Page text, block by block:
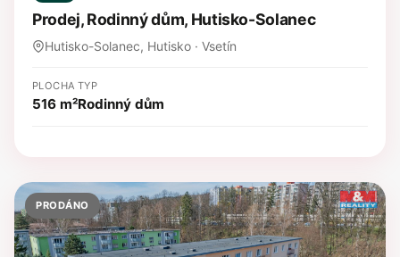
Prodej, Rodinný dům, Hutisko-Solanec
Hutisko-Solanec, Hutisko · Vsetín
PLOCHA
516 m²
TYP
Rodinný dům
PRODÁNO